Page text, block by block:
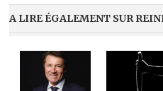
A LIRE ÉGALEMENT SUR